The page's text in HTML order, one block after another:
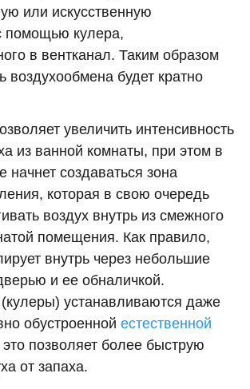
или искусственную
помощью кулера,
в вентканал. Таким образом
воздухообмена будет кратно
увеличить интенсивность
из ванной комнаты, при этом в
начнет создаваться зона
которая в свою очередь
воздух внутрь из смежного
помещения. Как правило,
внутрь через небольшие
и ее обналичкой.
устанавливаются даже
обустроенной естественной
это позволяет более быструю
от запаха.